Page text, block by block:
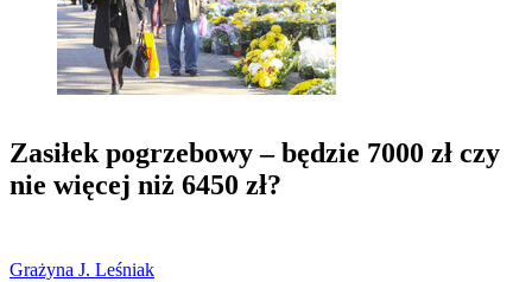
Zasiłek pogrzebowy – będzie 7000 zł czy
nie więcej niż 6450 zł?
Grażyna J. Leśniak